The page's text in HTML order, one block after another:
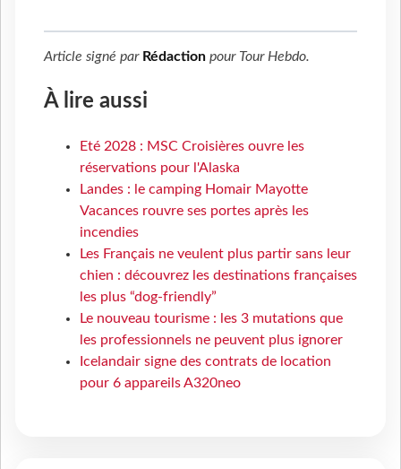
Article signé par Rédaction pour Tour Hebdo.
À lire aussi
Eté 2028 : MSC Croisières ouvre les
réservations pour l'Alaska
Landes : le camping Homair Mayotte
Vacances rouvre ses portes après les
incendies
Les Français ne veulent plus partir sans leur
chien : découvrez les destinations françaises
les plus “dog-friendly”
Le nouveau tourisme : les 3 mutations que
les professionnels ne peuvent plus ignorer
Icelandair signe des contrats de location
pour 6 appareils A320neo